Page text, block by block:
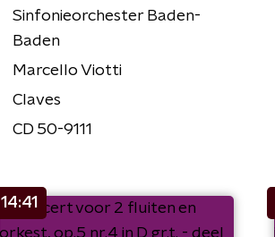
Sinfonieorchester Baden-
Baden
Marcello Viotti
Claves
CD 50-9111
14:41